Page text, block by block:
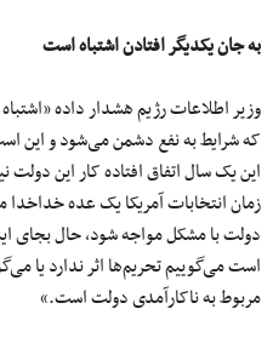
به جان یکدیگر افتادن اشتباه است
وزیر اطلاعات رژیم هشدار داده
که شرایط به نفع دشمن می‌شود و این
این یک سال اتفاق افتاده کار این
زمان انتخابات آمریکا یک عده خداخدا
دولت با مشکل مواجه شود، حال بجای
مربوط به ناکارآمدی دولت است.»